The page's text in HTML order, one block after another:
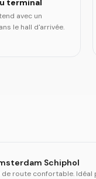
avec un
le hall d'arrivée.
Schiphol
de route confortable. Idéal